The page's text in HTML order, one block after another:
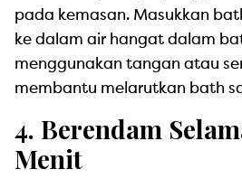
pada kemasan. Masukkan
ke dalam air hangat dalam
menggunakan tangan atau
membantu melarutkan bath
4. Berendam
Menit